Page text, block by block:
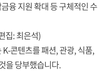
융 지원 확대 등 구체적인 수
집: 최은석)
콘텐츠를 패션, 관광, 식품,
을 당부했습니다.